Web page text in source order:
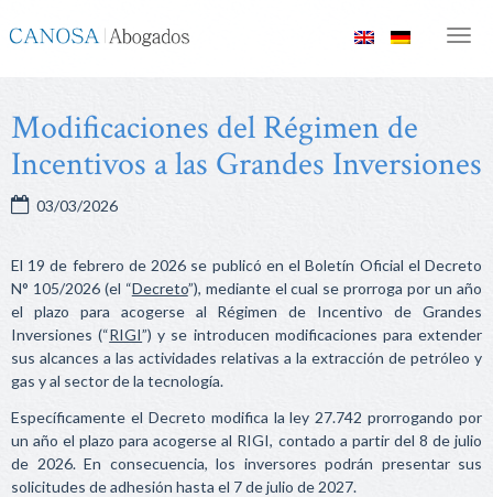
Canosa
Modificaciones del Régimen de
Incentivos a las Grandes Inversiones
03/03/2026
El 19 de febrero de 2026 se publicó en el Boletín Oficial el Decreto
N° 105/2026 (el “Decreto”), mediante el cual se prorroga por un año
el plazo para acogerse al Régimen de Incentivo de Grandes
Inversiones (“RIGI”) y se introducen modificaciones para extender
sus alcances a las actividades relativas a la extracción de petróleo y
gas y al sector de la tecnología.
Específicamente el Decreto modifica la ley 27.742 prorrogando por
un año el plazo para acogerse al RIGI, contado a partir del 8 de julio
de 2026. En consecuencia, los inversores podrán presentar sus
solicitudes de adhesión hasta el 7 de julio de 2027.